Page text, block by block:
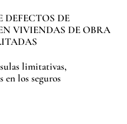
DE
VIVIENDAS DE OBRA
limitativas,
en los seguros